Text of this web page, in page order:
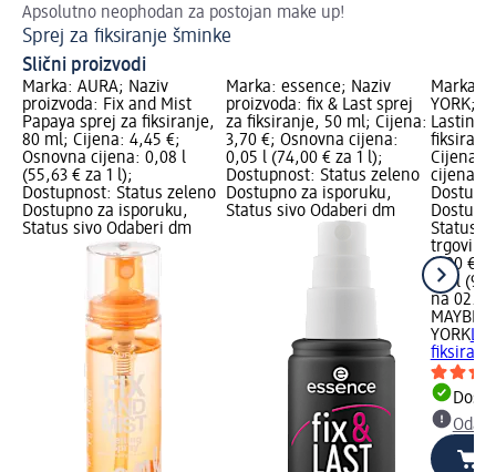
Apsolutno neophodan za postojan make up!
Sprej za fiksiranje šminke
Slični proizvodi
Marka: AURA; Naziv
proizvoda: Fix and Mist
Papaya sprej za fiksiranje,
80 ml; Cijena: 4,45 €;
Osnovna cijena: 0,08 l
(55,63 € za 1 l);
Dostupnost: Status zeleno
Dostupno za isporuku,
Status sivo Odaberi dm
Marka: essence; Naziv
proizvoda: fix & Last sprej
za fiksiranje, 50 ml; Cijena:
3,70 €; Osnovna cijena:
0,05 l (74,00 € za 1 l);
Dostupnost: Status zeleno
Dostupno za isporuku,
Status sivo Odaberi dm
Marka:
YORK;
Lasting
Cijena:
cijena:
Status
trgovinu
9,90 €
0,1 l
na
YORK